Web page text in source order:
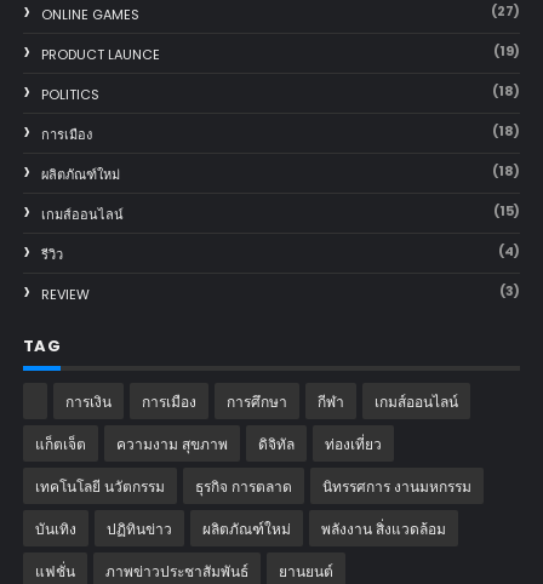
ONLINE GAMES (27)
PRODUCT LAUNCE (19)
POLITICS (18)
การเมือง (18)
ผลิตภัณฑ์ใหม่ (18)
เกมส์ออนไลน์ (15)
รีวิว (4)
REVIEW (3)
TAG
การเงิน การเมือง การศึกษา กีฬา เกมส์ออนไลน์
แก็ตเจ็ต ความงาม สุขภาพ ดิจิทัล ท่องเที่ยว
เทคโนโลยี นวัตกรรม ธุรกิจ การตลาด นิทรรศการ งานมหกรรม
บันเทิง ปฏิทินข่าว ผลิตภัณฑ์ใหม่ พลังงาน สิ่งแวดล้อม
แฟชั่น ภาพข่าวประชาสัมพันธ์ ‎ยานยนต์‎